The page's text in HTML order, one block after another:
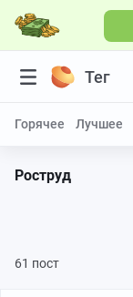
Тег
Горячее Лучшее
Роструд
61 пост